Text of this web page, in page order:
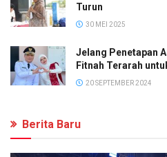
Turun
30 MEI 2025
Jelang Penetapan
Fitnah Terarah
20 SEPTEMBER 2024
Berita Baru